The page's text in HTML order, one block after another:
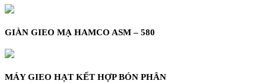
GIÀN GIEO MẠ HAMCO ASM – 580
MÁY GIEO HẠT KẾT HỢP BÓN PHÂN